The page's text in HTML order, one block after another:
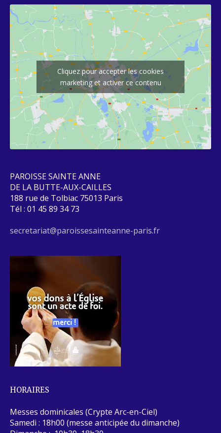
Cliquez pour accepter les cookies
marketing et activer ce contenu
PAROISSE SAINTE ANNE
DE LA BUTTE-AUX-CAILLES
188 rue de Tolbiac 75013 Paris
Tél : 01 45 89 34 73
secretariat@paroissesainteanne-paris.fr
HORAIRES
Messes dominicales (Crypte Arc-en-Ciel)
Samedi : 18h00 (messe anticipée du dimanche)